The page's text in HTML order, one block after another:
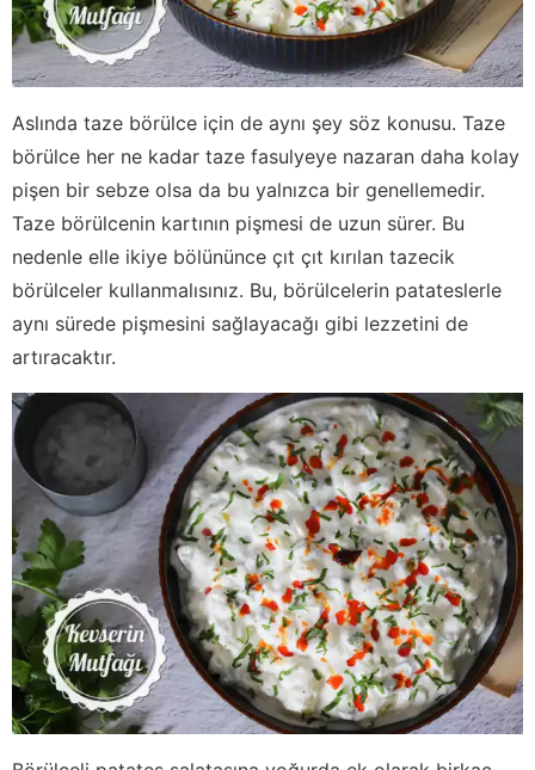
Aslında taze börülce için de aynı şey söz konusu. Taze
börülce her ne kadar taze fasulyeye nazaran daha kolay
pişen bir sebze olsa da bu yalnızca bir genellemedir.
Taze börülcenin kartının pişmesi de uzun sürer. Bu
nedenle elle ikiye bölününce çıt çıt kırılan tazecik
börülceler kullanmalısınız. Bu, börülcelerin patateslerle
aynı sürede pişmesini sağlayacağı gibi lezzetini de
artıracaktır.